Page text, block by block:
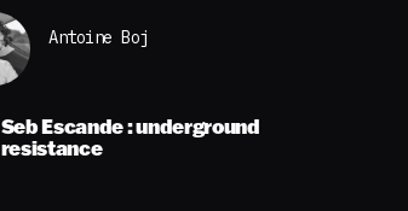
Antoine Boj
Seb Escande : underground
resistance